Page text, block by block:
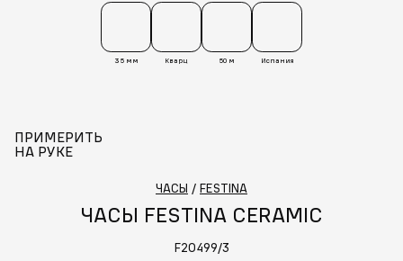
35 мм Кварц 50 м Испания
ПРИМЕРИТЬ
НА РУКЕ
ЧАСЫ / FESTINA
ЧАСЫ FESTINA CERAMIC
F20499/3